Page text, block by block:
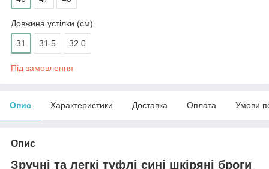
Довжина устілки (см)
31 31.5 32.0
Під замовлення
Опис Характеристики Доставка Оплата Умови
Опис
Зручні та легкі туфлі сині шкіряні броги